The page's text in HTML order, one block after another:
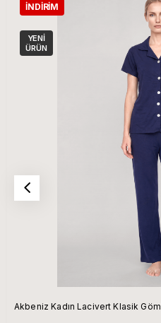
Akbeniz Kadın Lacivert Klasik
İNDIRIM
YENI
ÜRÜN